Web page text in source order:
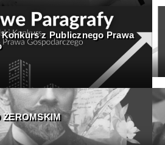
z Publicznego Prawa
ŻEROMSKIM